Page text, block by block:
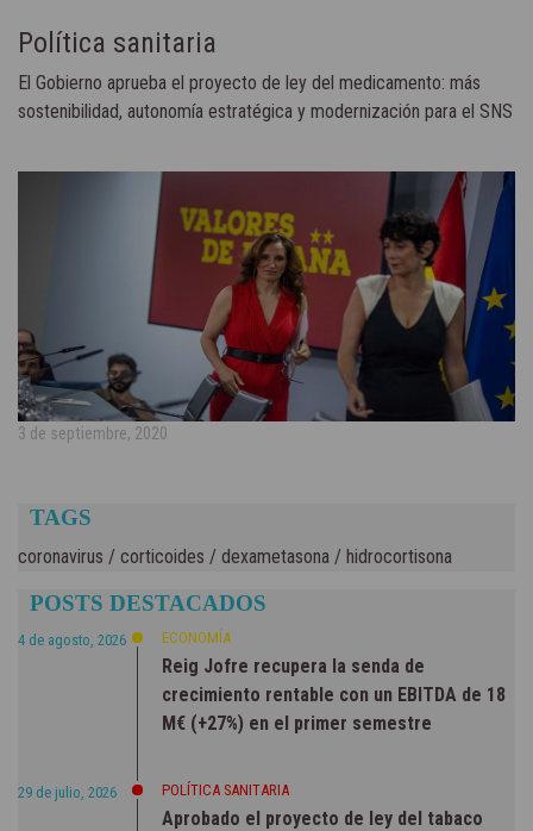
Política sanitaria
El Gobierno aprueba el proyecto de ley del medicamento: más
sostenibilidad, autonomía estratégica y modernización para el SNS
3 de septiembre, 2020
TAGS
coronavirus / corticoides / dexametasona / hidrocortisona
POSTS DESTACADOS
4 de agosto, 2026 ECONOMÍA
Reig Jofre recupera la senda de
crecimiento rentable con un EBITDA de 18
M€ (+27%) en el primer semestre
29 de julio, 2026 POLÍTICA SANITARIA
Aprobado el proyecto de ley del tabaco